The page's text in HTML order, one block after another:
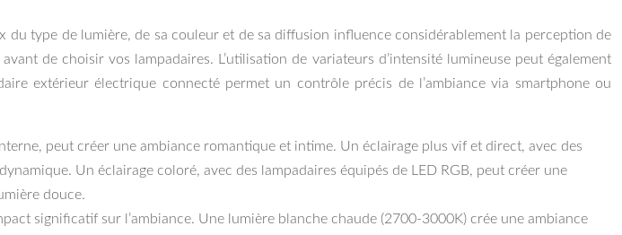
du type de lumière, de sa couleur et de sa diffusion influence considérablement la perception de
de choisir vos lampadaires. L’utilisation de variateurs d’intensité lumineuse peut également
extérieur électrique connecté permet un contrôle précis de l’ambiance via smartphone ou
peut créer une ambiance romantique et intime. Un éclairage plus vif et direct, avec des
Un éclairage coloré, avec des lampadaires équipés de LED RGB, peut créer une
douce.
significatif sur l’ambiance. Une lumière blanche chaude (2700-3000K) crée une ambiance